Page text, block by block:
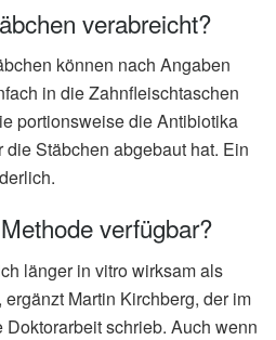
verabreicht?
können nach Angaben
in die Zahnfleischtaschen
portionsweise die Antibiotika
Stäbchen abgebaut hat. Ein
verfügbar?
länger in vitro wirksam als
Martin Kirchberg, der im
schrieb. Auch wenn